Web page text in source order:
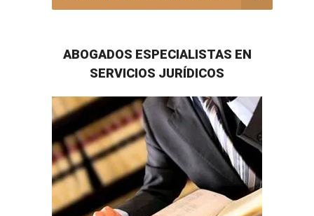
ABOGADOS ESPECIALISTAS EN
SERVICIOS JURÍDICOS